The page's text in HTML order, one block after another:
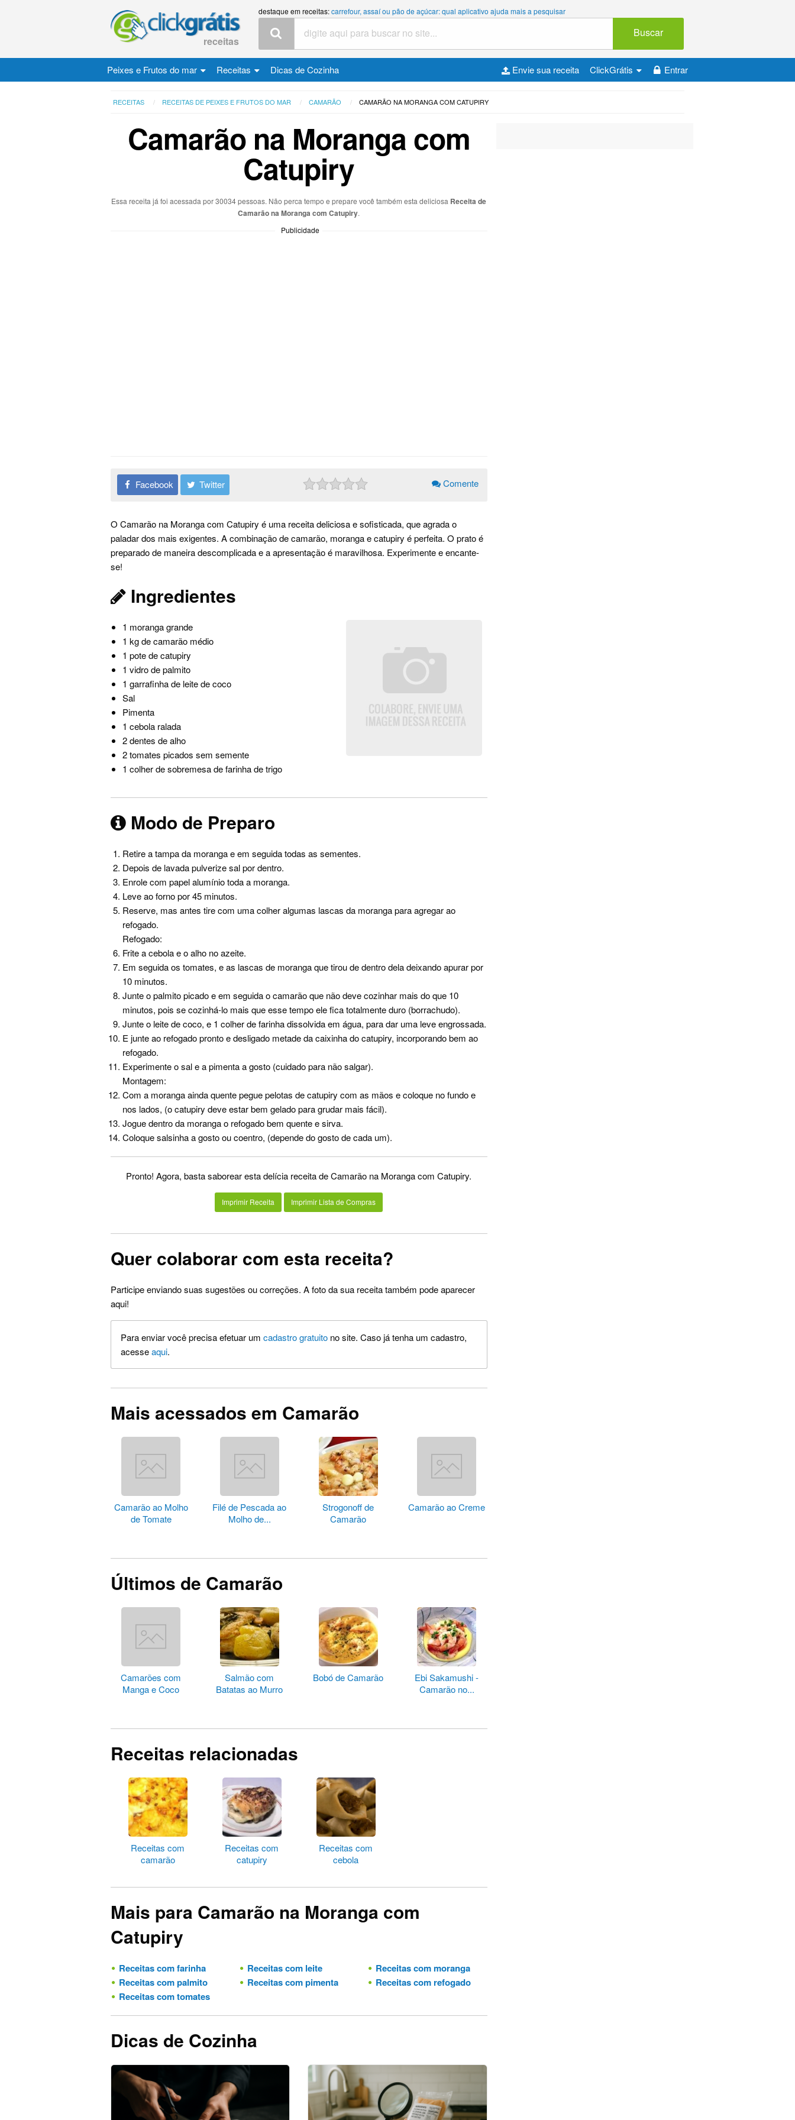
receitas
destaque em receitas:carrefour, assaí ou pão de açúcar: qual aplicativo ajuda mais a pesquisar
Buscar
Peixes e Frutos do mar Receitas Dicas de Cozinha Entrar
ClickGrátis
Envie sua receita
RECEITAS RECEITAS DE PEIXES E FRUTOS DO MAR CAMARÃO CAMARÃO NA MORANGA COM CATUPIRY
Camarão na Moranga com
Catupiry
Essa receita já foi acessada por 30034 pessoas. Não perca tempo e prepare você também esta deliciosa Receita de
Camarão na Moranga com Catupiry.
Publicidade
Facebook Twitter Comente
O Camarão na Moranga com Catupiry é uma receita deliciosa e sofisticada, que agrada o
paladar dos mais exigentes. A combinação de camarão, moranga e catupiry é perfeita. O prato é
preparado de maneira descomplicada e a apresentação é maravilhosa. Experimente e encante-
se!
Ingredientes
1 moranga grande
1 kg de camarão médio
1 pote de catupiry
1 vidro de palmito
1 garrafinha de leite de coco
Sal
Pimenta
1 cebola ralada
2 dentes de alho
2 tomates picados sem semente
1 colher de sobremesa de farinha de trigo
Modo de Preparo
Retire a tampa da moranga e em seguida todas as sementes.
Depois de lavada pulverize sal por dentro.
Enrole com papel alumínio toda a moranga.
Leve ao forno por 45 minutos.
Reserve, mas antes tire com uma colher algumas lascas da moranga para agregar ao
refogado.
Refogado:
Frite a cebola e o alho no azeite.
Em seguida os tomates, e as lascas de moranga que tirou de dentro dela deixando apurar por
10 minutos.
Junte o palmito picado e em seguida o camarão que não deve cozinhar mais do que 10
minutos, pois se cozinhá-lo mais que esse tempo ele fica totalmente duro (borrachudo).
Junte o leite de coco, e 1 colher de farinha dissolvida em água, para dar uma leve engrossada.
E junte ao refogado pronto e desligado metade da caixinha do catupiry, incorporando bem ao
refogado.
Experimente o sal e a pimenta a gosto (cuidado para não salgar).
Montagem:
Com a moranga ainda quente pegue pelotas de catupiry com as mãos e coloque no fundo e
nos lados, (o catupiry deve estar bem gelado para grudar mais fácil).
Jogue dentro da moranga o refogado bem quente e sirva.
Coloque salsinha a gosto ou coentro, (depende do gosto de cada um).
Pronto! Agora, basta saborear esta delícia receita de Camarão na Moranga com Catupiry.
Imprimir Receita Imprimir Lista de Compras
Quer colaborar com esta receita?
Participe enviando suas sugestões ou correções. A foto da sua receita também pode aparecer
aqui!
Para enviar você precisa efetuar um cadastro gratuito no site. Caso já tenha um cadastro,
acesseaqui.
Mais acessados em Camarão
Camarão ao Molho
de Tomate
Filé de Pescada ao
Molho de...
Strogonoff de
Camarão
Camarão ao Creme
Últimos de Camarão
Camarões com
Manga e Coco
Salmão com
Batatas ao Murro
Bobó de Camarão
Ebi Sakamushi -
Camarão no...
Receitas relacionadas
Receitas com
camarão
Receitas com
catupiry
Receitas com
cebola
Mais para Camarão na Moranga com
Catupiry
Receitas com farinha Receitas com leite
Receitas com moranga
Receitas com palmito
Receitas com pimenta
Receitas com refogado
Receitas com tomates
Dicas de Cozinha